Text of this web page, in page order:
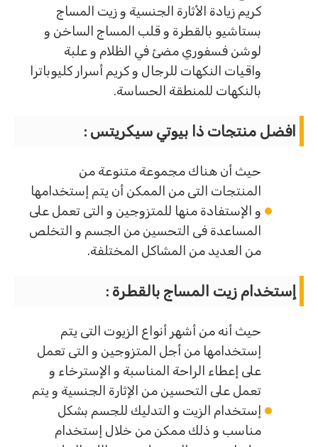
كريم زيادة الأثارة الجنسية و زيت المساج
بستاشيو بالقطرة و قلب المساج الساخن و
لوشن فسفوري مضئ في الظلام و علبة
واقيات النكهات للرجال و كريم أسرار كليوباترا
بالنكهات للمنطقة الحساسة.
افضل منتجات ذا بيوتي سيكريتس :
حيث أن هناك مجموعة متنوعة من
المنتجات التى من الممكن أن يتم إستخدامها
و الإستفادة منها للمتزوجين و التى تعمل على
المساعدة فى التحسين من الجسم و التخلص
من العديد من المشاكل المختلفة.
إستخدام زيت المساج بالقطرة :
حيث أنه من أشهر أنواع الزيوت التى يتم
إستخدامها من أجل المتزوجين و التى تعمل
على إعطاء الراحة المناسبة و الإسترخاء و
تعمل على التحسين من الإثارة الجنسية و يتم
إستخدام الزيت و التدليك للجسم بشكل
مناسب و ذلك ممكن من خلال إستخدام